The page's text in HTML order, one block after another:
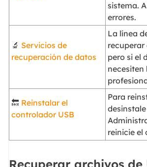
sistema.
errores.
🔬 Servicios de
recuperación de datos
La línea
recuperar
pero si el
necesiten
🔙 Reinstalar el
controlador USB
Para
reinicie el
Recuperar archivos de